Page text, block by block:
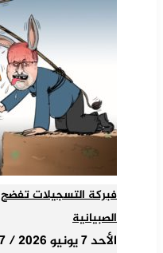
فبركة التسجيلات
الصبيانية
الأحد 7 يونيو 2026 / 19:27